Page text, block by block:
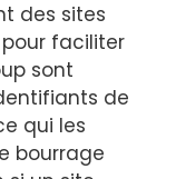
des sites
faciliter
sont
de
qui les
bourrage